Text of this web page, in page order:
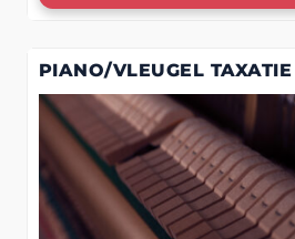
PIANO/VLEUGEL TAXATIE